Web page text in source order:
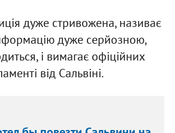
дуже стривожена, називає
дуже серйозною,
і вимагає офіційних
від Сальвіні.